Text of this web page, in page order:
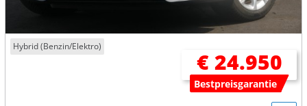
Hybrid (Benzin/Elektro)
€ 24.950
Bestpreisgarantie